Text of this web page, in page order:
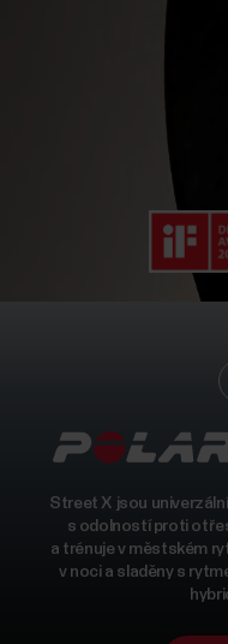
Street X jsou
s odolností proti
a trénuje v městském
v noci a sladěny s